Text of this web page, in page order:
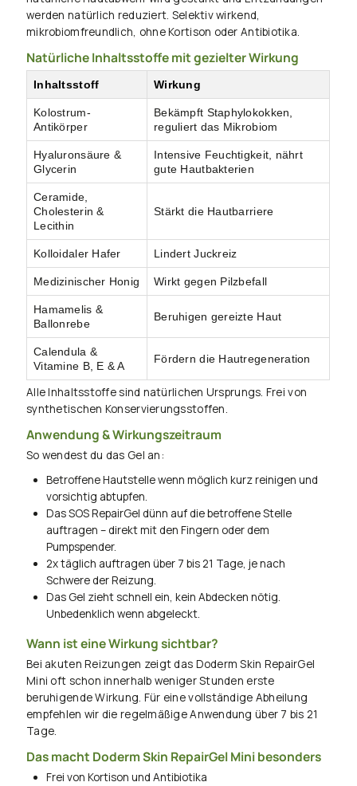
werden natürlich reduziert. Selektiv wirkend,
mikrobiomfreundlich, ohne Kortison oder Antibiotika.
Natürliche Inhaltsstoffe mit gezielter Wirkung
Inhaltsstoff Wirkung
Kolostrum-
Antikörper
Bekämpft Staphylokokken,
reguliert das Mikrobiom
Hyaluronsäure &
Glycerin
Intensive Feuchtigkeit, nährt
gute Hautbakterien
Ceramide,
Cholesterin &
Lecithin
Stärkt die Hautbarriere
Kolloidaler Hafer Lindert Juckreiz
Medizinischer Honig Wirkt gegen Pilzbefall
Hamamelis &
Ballonrebe
Beruhigen gereizte Haut
Calendula &
Vitamine B, E & A
Fördern die Hautregeneration
Alle Inhaltsstoffe sind natürlichen Ursprungs. Frei von
synthetischen Konservierungsstoffen.
Anwendung & Wirkungszeitraum
So wendest du das Gel an:
Betroffene Hautstelle wenn möglich kurz reinigen und
vorsichtig abtupfen.
Das SOS RepairGel dünn auf die betroffene Stelle
auftragen – direkt mit den Fingern oder dem
Pumpspender.
2x täglich auftragen über 7 bis 21 Tage, je nach
Schwere der Reizung.
Das Gel zieht schnell ein, kein Abdecken nötig.
Unbedenklich wenn abgeleckt.
Wann ist eine Wirkung sichtbar?
Bei akuten Reizungen zeigt das Doderm Skin RepairGel
Mini oft schon innerhalb weniger Stunden erste
beruhigende Wirkung. Für eine vollständige Abheilung
empfehlen wir die regelmäßige Anwendung über 7 bis 21
Tage.
Das macht Doderm Skin RepairGel Mini besonders
Frei von Kortison und Antibiotika